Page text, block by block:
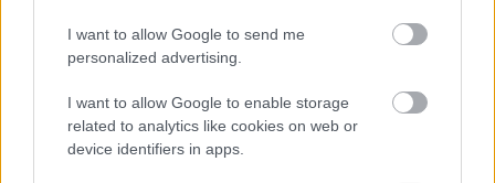
I want to allow Google to send me
personalized advertising.
I want to allow Google to enable storage
related to analytics like cookies on web or
device identifiers in apps.
decat femeilor cu pielea foarte deschisa la culoare.